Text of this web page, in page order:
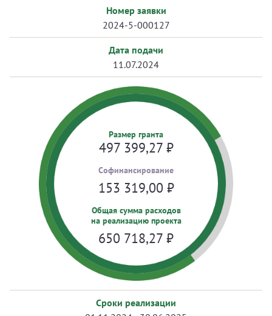
Номер заявки
2024-5-000127
Дата подачи
11.07.2024
Размер гранта
497 399,27 ₽
Cофинансирование
153 319,00 ₽
Общая сумма расходов
на реализацию проекта
650 718,27 ₽
Сроки реализации